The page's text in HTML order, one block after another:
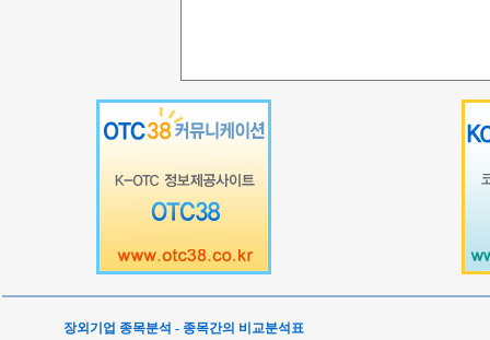
장외기업 종목분석 - 종목간의 비교분석표